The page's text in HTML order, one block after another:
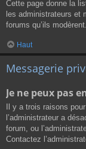
Cette page donne la
les administrateurs et
forums qu’ils modèrent.
Haut
Messagerie
Je ne peux pas
Il y a trois raisons
l’administrateur a
forum, ou
Contactez